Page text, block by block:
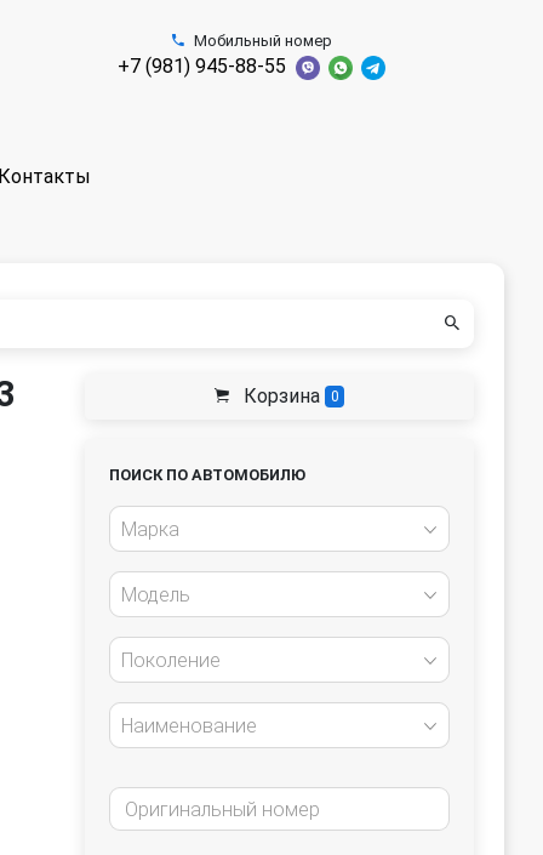
Мобильный номер
+7 (981) 945-88-55
Контакты
Корзина 0
ПОИСК ПО АВТОМОБИЛЮ
Марка
Модель
Поколение
Наименование